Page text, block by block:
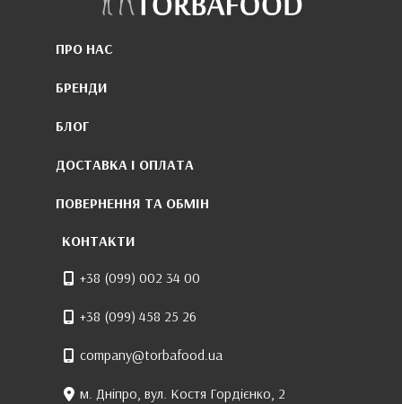
ПРО НАС
БРЕНДИ
БЛОГ
ДОСТАВКА І ОПЛАТА
ПОВЕРНЕННЯ ТА ОБМІН
КОНТАКТИ
+38 (099) 002 34 00
+38 (099) 458 25 26
company@torbafood.ua
м. Дніпро, вул. Костя Гордієнко, 2